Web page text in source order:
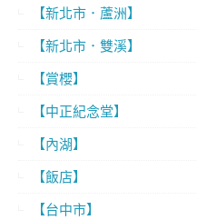
【新北市．蘆洲】
【新北市．雙溪】
【賞櫻】
【中正紀念堂】
【內湖】
【飯店】
【台中市】